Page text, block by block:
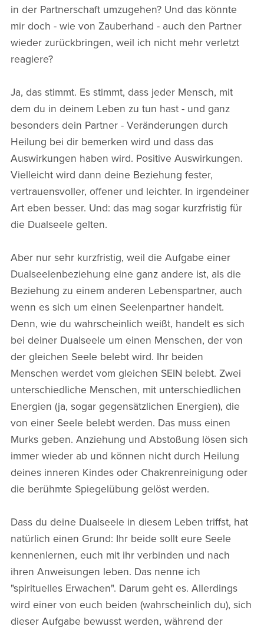
in der Partnerschaft umzugehen? Und das könnte
mir doch - wie von Zauberhand - auch den Partner
wieder zurückbringen, weil ich nicht mehr verletzt
reagiere?
Ja, das stimmt. Es stimmt, dass jeder Mensch, mit
dem du in deinem Leben zu tun hast - und ganz
besonders dein Partner - Veränderungen durch
Heilung bei dir bemerken wird und dass das
Auswirkungen haben wird. Positive Auswirkungen.
Vielleicht wird dann deine Beziehung fester,
vertrauensvoller, offener und leichter. In irgendeiner
Art eben besser. Und: das mag sogar kurzfristig für
die Dualseele gelten.
Aber nur sehr kurzfristig, weil die Aufgabe einer
Dualseelenbeziehung eine ganz andere ist, als die
Beziehung zu einem anderen Lebenspartner, auch
wenn es sich um einen Seelenpartner handelt.
Denn, wie du wahrscheinlich weißt, handelt es sich
bei deiner Dualseele um einen Menschen, der von
der gleichen Seele belebt wird. Ihr beiden
Menschen werdet vom gleichen SEIN belebt. Zwei
unterschiedliche Menschen, mit unterschiedlichen
Energien (ja, sogar gegensätzlichen Energien), die
von einer Seele belebt werden. Das muss einen
Murks geben. Anziehung und Abstoßung lösen sich
immer wieder ab und können nicht durch Heilung
deines inneren Kindes oder Chakrenreinigung oder
die berühmte Spiegelübung gelöst werden.
Dass du deine Dualseele in diesem Leben triffst, hat
natürlich einen Grund: Ihr beide sollt eure Seele
kennenlernen, euch mit ihr verbinden und nach
ihren Anweisungen leben. Das nenne ich
"spirituelles Erwachen". Darum geht es. Allerdings
wird einer von euch beiden (wahrscheinlich du), sich
dieser Aufgabe bewusst werden, während der